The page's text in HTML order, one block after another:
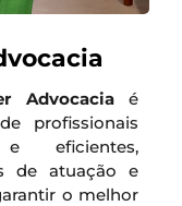
Advocaciaé
profissionais
e eficientes,
de atuação e
o melhor